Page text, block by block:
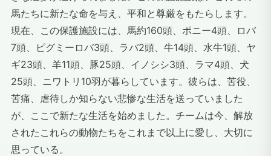
馬たちに新たな命を与え、平和と尊厳をもたらします。
現在、この保護施設には、馬約160頭、ポニー4頭、ロバ
7頭、ピグミーロバ3頭、ラバ2頭、牛14頭、水牛1頭、ヤ
ギ23頭、羊11頭、豚25頭、イノシシ3頭、ラマ4頭、犬
25頭、ニワトリ10羽が暮らしています。彼らは、苦役、
苦痛、虐待しか知らない悲惨な生活を送っていました
が、ここで新たな生活を始めました。チームは今、解放
されたこれらの動物たちをこれまで以上に愛し、大切に
思っている。